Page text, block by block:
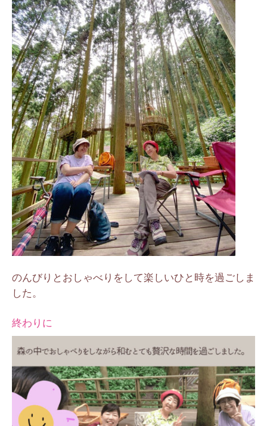
のんびりとおしゃべりをして楽しいひと時を過ごしま
した。
終わりに